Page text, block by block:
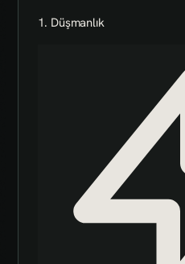
1. Düşmanlık